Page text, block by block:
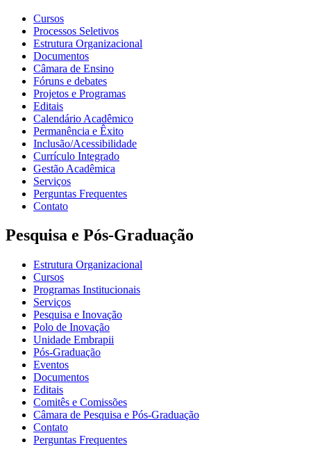
Cursos
Processos Seletivos
Estrutura Organizacional
Documentos
Câmara de Ensino
Fóruns e debates
Projetos e Programas
Editais
Calendário Acadêmico
Permanência e Êxito
Inclusão/Acessibilidade
Currículo Integrado
Gestão Acadêmica
Serviços
Perguntas Frequentes
Contato
Pesquisa e Pós-Graduação
Estrutura Organizacional
Cursos
Programas Institucionais
Serviços
Pesquisa e Inovação
Polo de Inovação
Unidade Embrapii
Pós-Graduação
Eventos
Documentos
Editais
Comitês e Comissões
Câmara de Pesquisa e Pós-Graduação
Contato
Perguntas Frequentes